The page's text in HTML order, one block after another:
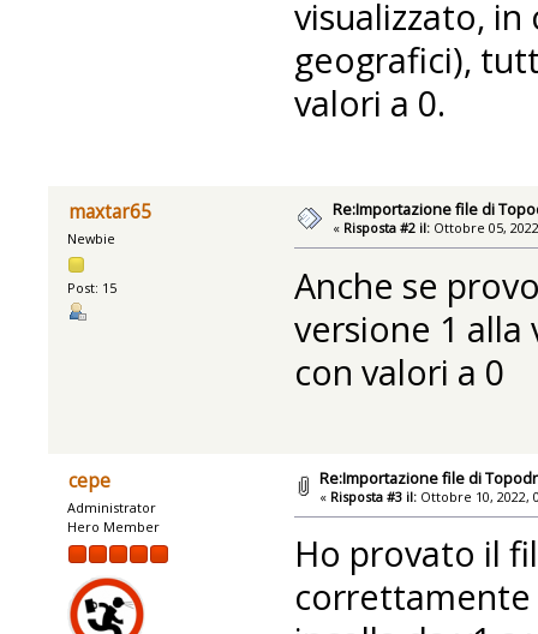
visualizzato,
geografici),
valori a 0.
maxtar65
Newbie
Post: 15
Re:Importazione file di
« Risposta #2 il: Ottobre 05,
Anche se
versione 1
con valori a 0
cepe
Administrator
Hero Member
Re:Importazione file di
« Risposta #3 il: Ottobre 10, 2022,
Ho provato il
correttamente